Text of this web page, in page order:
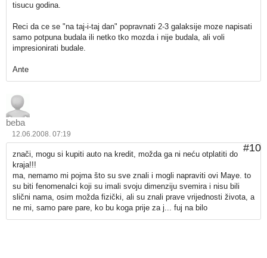
tisucu godina.
Reci da ce se "na taj-i-taj dan" popravnati 2-3 galaksije moze napisati
samo potpuna budala ili netko tko mozda i nije budala, ali voli
impresionirati budale.
Ante
beba
12.06.2008. 07:19
#10
znači, mogu si kupiti auto na kredit, možda ga ni neću otplatiti do
kraja!!!
ma, nemamo mi pojma što su sve znali i mogli napraviti ovi Maye. to
su biti fenomenalci koji su imali svoju dimenziju svemira i nisu bili
slični nama, osim možda fizički, ali su znali prave vrijednosti života, a
ne mi, samo pare pare, ko bu koga prije za j... fuj na bilo